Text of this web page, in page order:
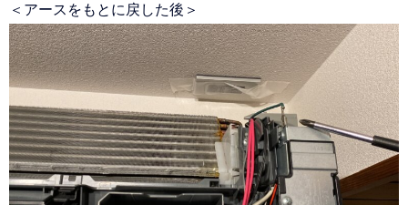
＜アースをもとに戻した後＞